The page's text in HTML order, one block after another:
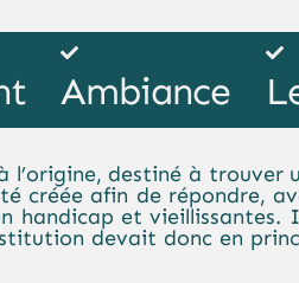
Ambiance
l’origine, destiné à trouver
créée afin de répondre,
handicap et
devait donc en